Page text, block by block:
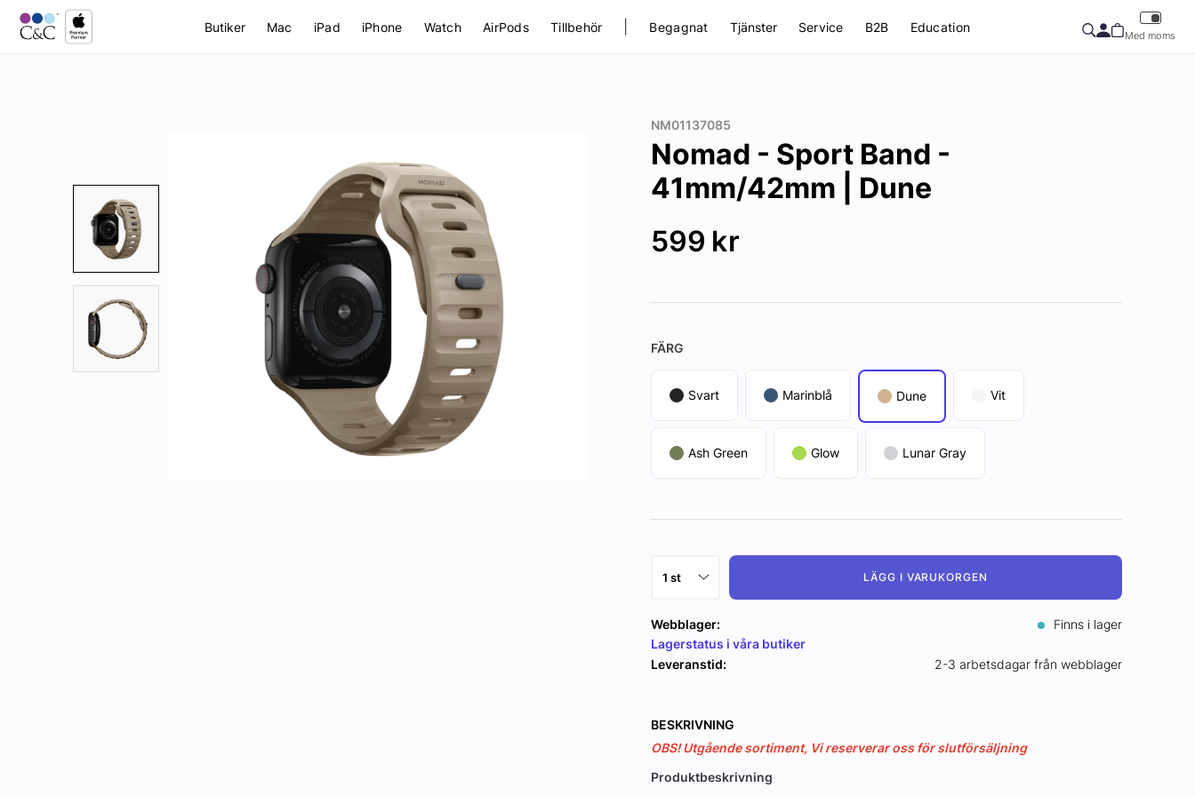
Butiker Mac iPad iPhone Watch AirPods Tillbehör Begagnat Tjänster Service B2B Education
Med moms
NM01137085
Nomad - Sport Band -
41mm/42mm | Dune
599 kr
FÄRG
Svart Marinblå Dune Vit
Ash Green Glow Lunar Gray
LÄGG I VARUKORGEN
Webblager:
Finns i lager
Lagerstatus i våra butiker
Leveranstid:
2-3 arbetsdagar från webblager
BESKRIVNING
OBS! Utgående sortiment, Vi reserverar oss för slutförsäljning
Produktbeskrivning